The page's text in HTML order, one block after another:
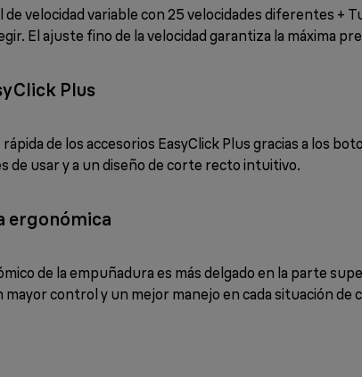
de velocidad variable con 25 velocidades diferentes +
El ajuste fino de la velocidad garantiza la máxima
Plus
de los accesorios EasyClick Plus gracias a los
de usar y a un diseño de corte recto intuitivo.
ergonómica
de la empuñadura es más delgado en la parte
control y un mejor manejo en cada situación de